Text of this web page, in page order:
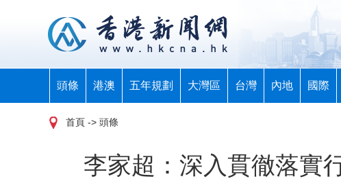
頭條 港澳 五年規劃 大灣區 台灣 內地 國際
首頁 -> 頭條
李家超：深入貫徹落實